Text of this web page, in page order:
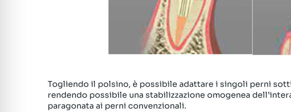
Togliendo il polsino, è possibile adattare i singoli perni
rendendo possibile una stabilizzazione omogenea
paragonata ai perni convenzionali.